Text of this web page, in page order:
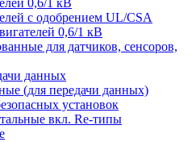
с одобрением UL/CSA
0,6/1 кВ
для датчиков, cенсоров,
данных
(для передачи данных)
установок
вкл. Re-типы